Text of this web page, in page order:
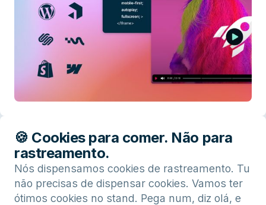
🍪 Cookies para comer. Não para
rastreamento.
Nós dispensamos cookies de rastreamento. Tu
não precisas de dispensar cookies. Vamos ter
ótimos cookies no stand. Pega num, diz olá, e